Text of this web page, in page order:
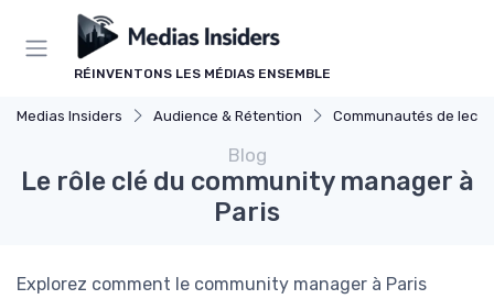
RÉINVENTONS LES MÉDIAS ENSEMBLE
Medias Insiders Audience & Rétention Communautés de
Blog
Le rôle clé du community manager à
Paris
Explorez comment le community manager à Paris
Panneau de gestion des cookies